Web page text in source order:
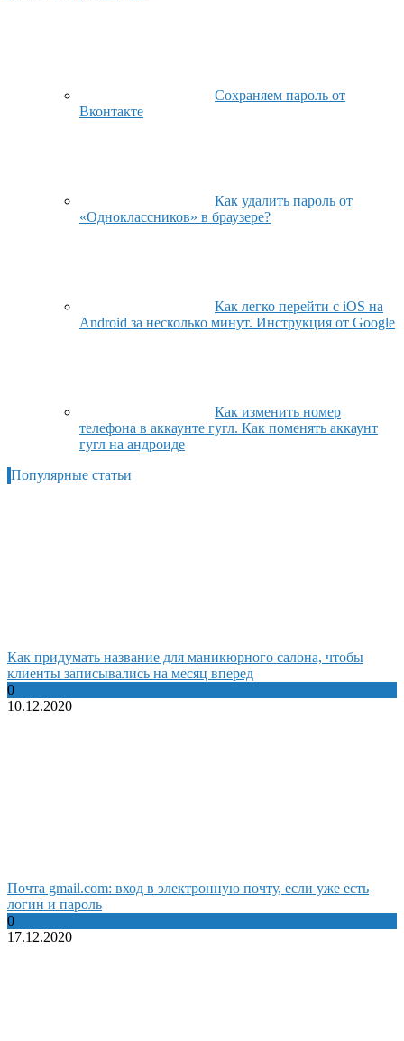
Сохраняем пароль от
Вконтакте
Как удалить пароль от
«Одноклассников» в браузере?
Как легко перейти с iOS на
Android за несколько минут. Инструкция от Google
Как изменить номер
телефона в аккаунте гугл. Как поменять аккаунт
гугл на андроиде
Популярные статьи
Как придумать название для маникюрного салона, чтобы
клиенты записывались на месяц вперед
0
10.12.2020
Почта gmail.com: вход в электронную почту, если уже есть
логин и пароль
0
17.12.2020